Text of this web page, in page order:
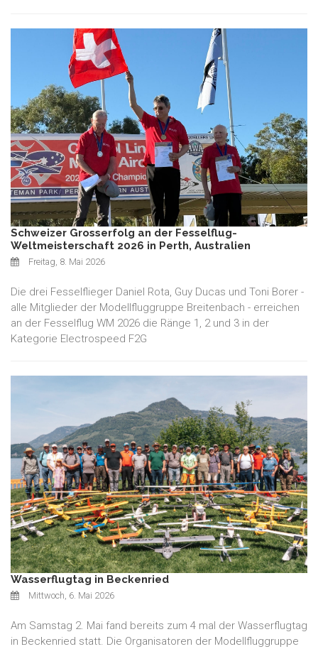
Schweizer Grosserfolg an der Fesselflug-
Weltmeisterschaft 2026 in Perth, Australien
Freitag, 8. Mai 2026
Die drei Fesselflieger Daniel Rota, Guy Ducas und Toni Borer -
alle Mitglieder der Modellfluggruppe Breitenbach - erreichen
an der Fesselflug WM 2026 die Ränge 1, 2 und 3 in der
Kategorie Electrospeed F2G
Wasserflugtag in Beckenried
Mittwoch, 6. Mai 2026
Am Samstag 2. Mai fand bereits zum 4 mal der Wasserflugtag
in Beckenried statt. Die Organisatoren der Modellfluggruppe